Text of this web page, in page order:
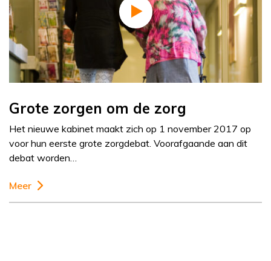
Grote zorgen om de zorg
Het nieuwe kabinet maakt zich op 1 november 2017 op
voor hun eerste grote zorgdebat. Voorafgaande aan dit
debat worden…
Meer